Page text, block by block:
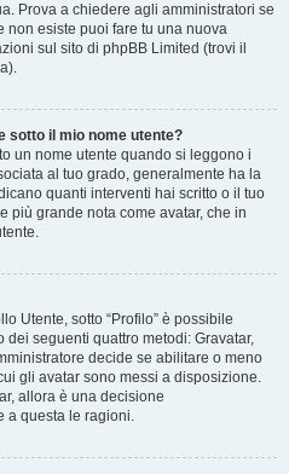
Prova a chiedere agli amministratori se
non esiste puoi fare tu una nuova
sul sito di phpBB Limited (trovi il
sotto il mio nome utente?
un nome utente quando si leggono i
al tuo grado, generalmente ha la
quanti interventi hai scritto o il tuo
più grande nota come avatar, che in
Utente, sotto “Profilo” è possibile
seguenti quattro metodi: Gravatar,
decide se abilitare o meno
gli avatar sono messi a disposizione.
allora è una decisione
a questa le ragioni.